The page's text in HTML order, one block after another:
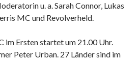
u. a. Sarah Connor, Lukas
MC und Revolverheld.
im Ersten startet um 21.00 Uhr.
Peter Urban. 27 Länder sind im